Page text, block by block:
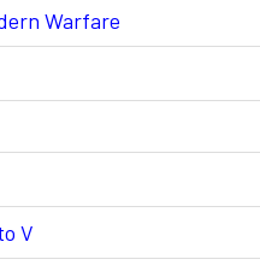
Warfare
V